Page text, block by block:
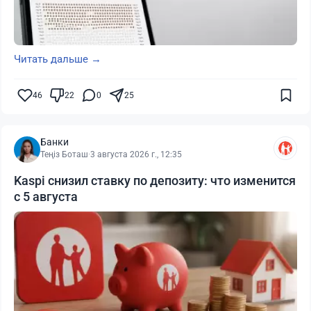
Читать дальше →
46 22 0 25
Банки
Теңіз Боташ·3 августа 2026 г., 12:35
Kaspi снизил ставку по депозиту: что изменится
с 5 августа